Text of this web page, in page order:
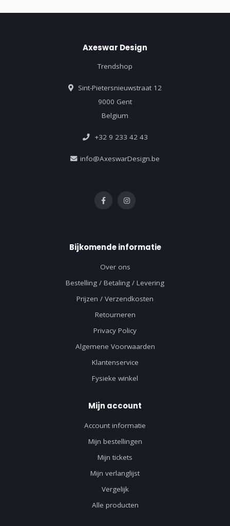
Axeswar Design
Trendshop
Sint-Pietersnieuwstraat 12
9000 Gent
Belgium
+32 9 233 42 43
info@AxeswarDesign.be
Bijkomende informatie
Over ons
Bestelling / Betaling / Levering
Prijzen / Verzendkosten
Retourneren
Privacy Policy
Algemene Voorwaarden
Klantenservice
Fysieke winkel
Mijn account
Account informatie
Mijn bestellingen
Mijn tickets
Mijn verlanglijst
Vergelijk
Alle producten